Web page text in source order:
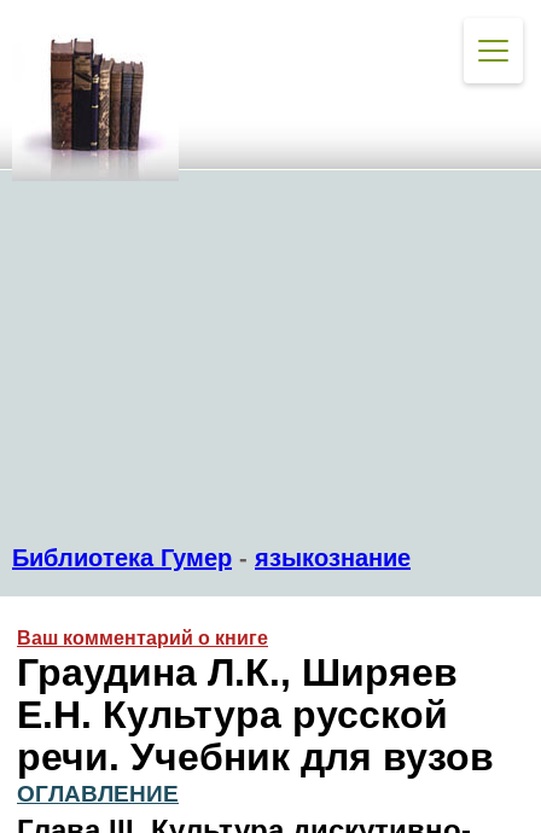
Библиотека Гумер - языкознание
Ваш комментарий о книге
Граудина Л.К., Ширяев
Е.Н. Культура русской
речи. Учебник для вузов
ОГЛАВЛЕНИЕ